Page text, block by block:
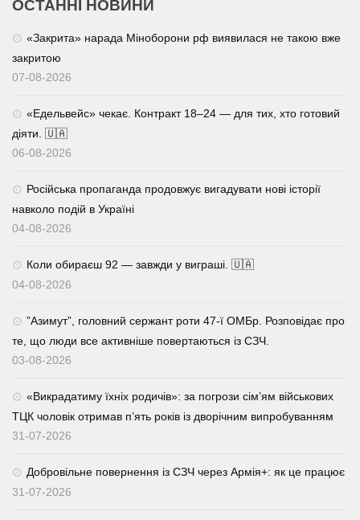
ОСТАННІ НОВИНИ
«Закрита» нарада Міноборони рф виявилася не такою вже
закритою
07-08-2026
«Едельвейс» чекає. Контракт 18–24 — для тих, хто готовий
діяти. 🇺🇦
06-08-2026
Російська пропаганда продовжує вигадувати нові історії
навколо подій в Україні
04-08-2026
Коли обираєш 92 — завжди у виграші. 🇺🇦
04-08-2026
⁨”Азимут”, головний сержант роти 47-ї ОМБр. Розповідає про
те, що люди все активніше повертаються із СЗЧ.
03-08-2026
«Викрадатиму їхніх родичів»: за погрози сім’ям військових
ТЦК чоловік отримав п’ять років із дворічним випробуванням
31-07-2026
Добровільне повернення із СЗЧ через Армія+: як це працює
31-07-2026